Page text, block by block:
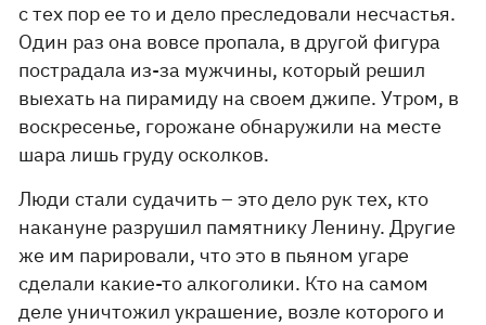
с тех пор ее то и дело преследовали несчастья.
Один раз она вовсе пропала, в другой фигура
пострадала из-за мужчины, который решил
выехать на пирамиду на своем джипе. Утром, в
воскресенье, горожане обнаружили на месте
шара лишь груду осколков.
Люди стали судачить – это дело рук тех, кто
накануне разрушил памятнику Ленину. Другие
же им парировали, что это в пьяном угаре
сделали какие-то алкоголики. Кто на самом
деле уничтожил украшение, возле которого и